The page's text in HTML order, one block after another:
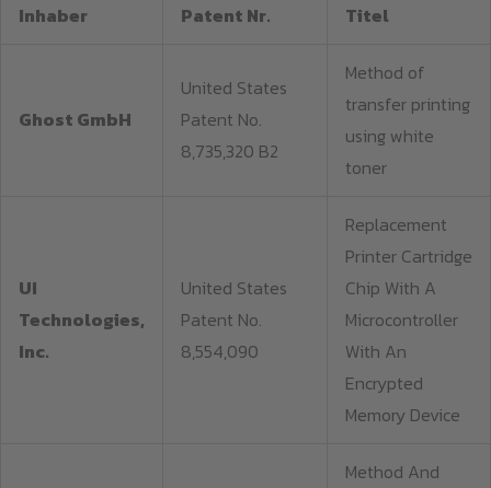
Inhaber Patent Nr. Titel
Ghost GmbH
United States
Patent No.
8,735,320 B2
Method of
transfer printing
using white
toner
UI
Technologies,
Inc.
United States
Patent No.
8,554,090
Replacement
Printer Cartridge
Chip With A
Microcontroller
With An
Encrypted
Memory Device
Method And